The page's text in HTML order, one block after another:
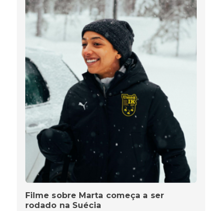
Filme sobre Marta começa a ser
rodado na Suécia